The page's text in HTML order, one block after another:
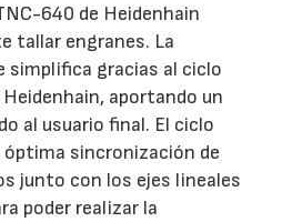
640 de Heidenhain
tallar engranes. La
simplifica gracias al ciclo
aportando un
al usuario final. El ciclo
óptima sincronización de
junto con los ejes lineales
poder realizar la